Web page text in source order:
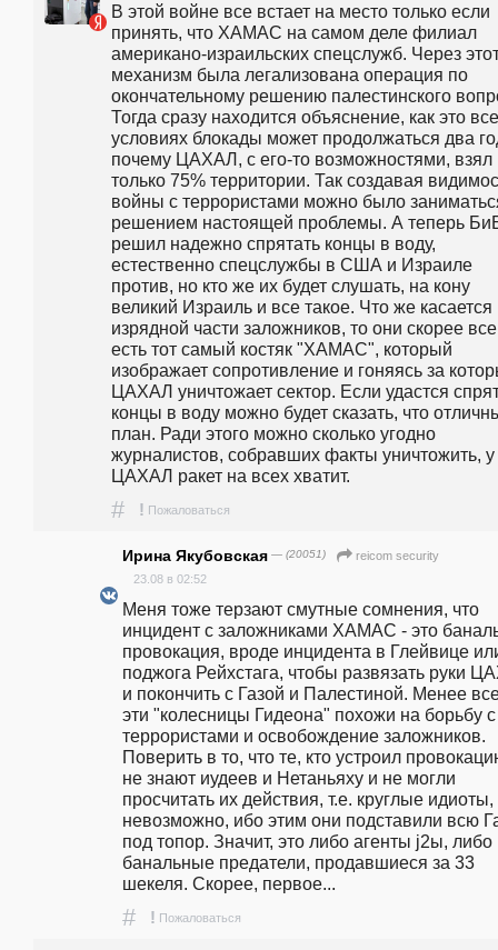
В этой войне все встает на место только если
принять, что ХАМАС на самом деле филиал
американо-израильских спецслужб. Через
механизм была легализована операция по
окончательному решению палестинского
Тогда сразу находится объяснение, как это
условиях блокады может продолжаться два
почему ЦАХАЛ, с его-то возможностями, взял
только 75% территории. Так создавая
войны с террористами можно было
решением настоящей проблемы. А теперь
решил надежно спрятать концы в воду,
естественно спецслужбы в США и Израиле
против, но кто же их будет слушать, на кону
великий Израиль и все такое. Что же касается
изрядной части заложников, то они скорее
есть тот самый костяк "ХАМАС", который
изображает сопротивление и гоняясь за
ЦАХАЛ уничтожает сектор. Если удастся
концы в воду можно будет сказать, что
план. Ради этого можно сколько угодно
журналистов, собравших факты уничтожить, у
ЦАХАЛ ракет на всех хватит.
# ! Пожаловаться
Ирина Якубовская — (20051)
reicom security
23.08 в 02:52
Меня тоже терзают смутные сомнения, что
инцидент с заложниками ХАМАС - это
провокация, вроде инцидента в Глейвице
поджога Рейхстага, чтобы развязать руки
и покончить с Газой и Палестиной. Менее
эти "колесницы Гидеона" похожи на борьбу с
террористами и освобождение заложников.
Поверить в то, что те, кто устроил
не знают иудеев и Нетаньяху и не могли
просчитать их действия, т.е. круглые идиоты,
невозможно, ибо этим они подставили всю
под топор. Значит, это либо агенты j2ы, либо
банальные предатели, продавшиеся за 33
шекеля. Скорее, первое...
# ! Пожаловаться